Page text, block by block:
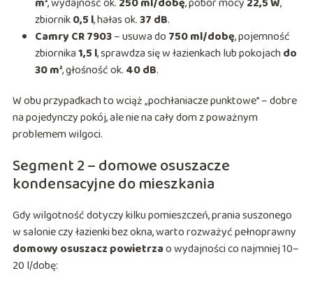
zbiornik0,5 l, hałas ok.37 dB.
Camry CR 7903– usuwa do 750 ml/dobę, pojemność
zbiornika1,5 l, sprawdza się w łazienkach lub pokojachdo
30 m², głośność ok. 40 dB.
W obu przypadkach to wciąż „pochłaniacze punktowe” – dobre
na pojedynczy pokój, ale nie na cały dom z poważnym
problemem wilgoci.
Segment 2 – domowe osuszacze
kondensacyjne do mieszkania
Gdy wilgotność dotyczy kilku pomieszczeń, prania suszonego
w salonie czy łazienki bez okna, warto rozważyć pełnoprawny
domowy osuszacz powietrzao wydajności co najmniej 10–
20 l/dobę: